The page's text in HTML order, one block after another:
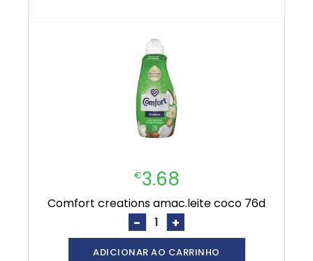
€3.68
comfort creations amac.leite coco 76d
- +
ADICIONAR AO CARRINHO